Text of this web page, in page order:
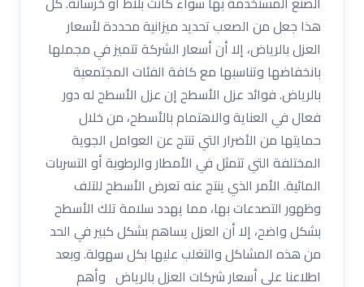
هذا جعل من الصعب تحديد ميزانية محددة لأسعار
العزل بالرياض، إلا أن أسعار الشركة تتميز في مجملها
بانخفاضها وتناسبها مع كافة الفئات المجتمعية
بالرياض. فوائد عزل الأسطح إن عزل الأسطح له دور
فعال في العناية والاهتمام بالأسطح، من خلال
حمايتها من الأضرار التي تنتج عن العوامل الجوية
المختلفة التي تتمثل في الأمطار والرطوبة أو التسربات
المائية. الأمر الذي ينتج عنه تعرض الأسطح للتلف
وظهور التصدعات بها، مما يهدد سلامة تلك الأسطح
بشكل واضح، إلا أن العزل يساهم بشكل كبير في الحد
من هذه المشاكل والتغلب عليها بكل سهولة. وبعد
اطلاعنا على أسعار شركات العزل بالرياض وأهم